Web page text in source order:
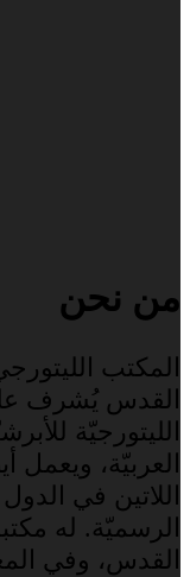
من نحن
المكتب
القدس يُشرف
الليتورجيّة
العربيّة،
اللاتين في
الرسميّة. له
القدس، وفي